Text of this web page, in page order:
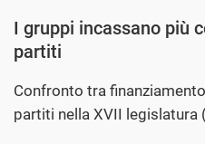
I gruppi incassano più
partiti
Confronto tra
partiti nella XVII legislatura